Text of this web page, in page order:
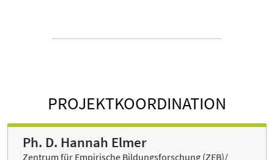
PROJEKTKOORDINATION
Ph. D. Hannah Elmer
Zentrum für Empirische Bildungsforschung (ZEB)/